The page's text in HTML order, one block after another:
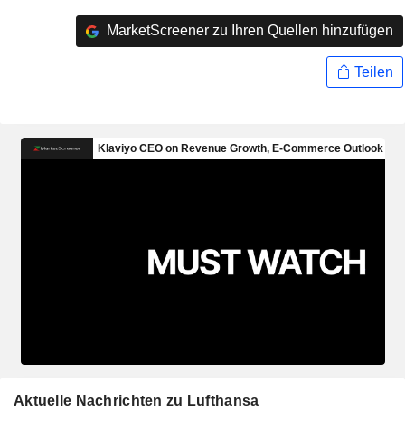
MarketScreener zu Ihren Quellen hinzufügen
Teilen
Aktuelle Nachrichten zu Lufthansa